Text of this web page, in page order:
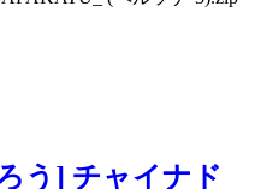
う] チャイナド